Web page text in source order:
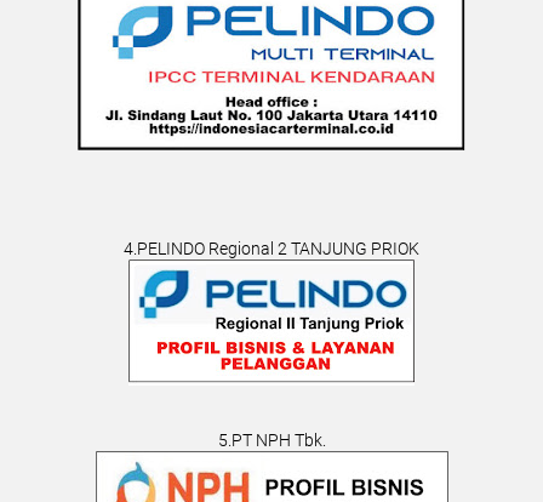
4.PELINDO Regional 2 TANJUNG PRIOK
5.PT NPH Tbk.